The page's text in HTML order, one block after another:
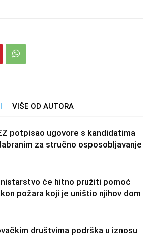
VIŠE OD AUTORA
potpisao ugovore s kandidatima
za stručno osposobljavanje
će hitno pružiti pomoć
požara koji je uništio njihov dom
društvima podrška u iznosu